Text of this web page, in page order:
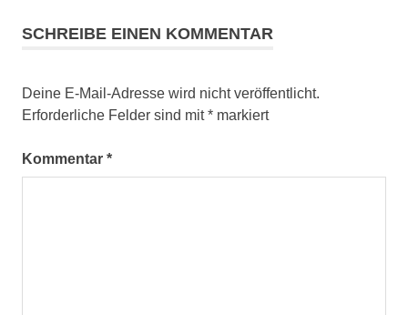
SCHREIBE EINEN KOMMENTAR
Deine E-Mail-Adresse wird nicht veröffentlicht.
Erforderliche Felder sind mit* markiert
Kommentar *